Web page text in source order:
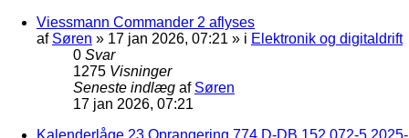
Viessmann Commander 2 aflyses
af Søren » 17 jan 2026, 07:21 » i Elektronik og digitaldrift
0 Svar
1275 Visninger
Seneste indlæg af Søren
17 jan 2026, 07:21
Kalenderlåge 23 Oprangering 774 D-DB 152 072-5 2025-